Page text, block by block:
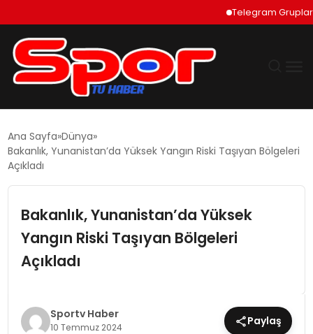
Telegram Grupları
DÜNYA
SIYASET
TEKNOLOJI
EĞITIM
Ana Sayfa Dünya
Bakanlık, Yunanistan’da Yüksek Yangın Riski Taşıyan Bölgeleri
Açıkladı
Bakanlık, Yunanistan’da Yüksek
Yangın Riski Taşıyan Bölgeleri
Açıkladı
Sportv Haber
10 Temmuz 2024 Paylaş